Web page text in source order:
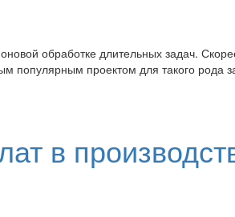
обработке длительных задач.
популярным проектом для такого рода
в